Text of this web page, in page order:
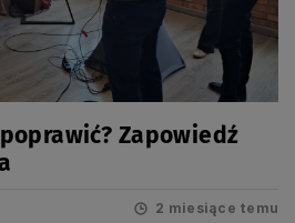
Zapowiedź
2 miesiące temu